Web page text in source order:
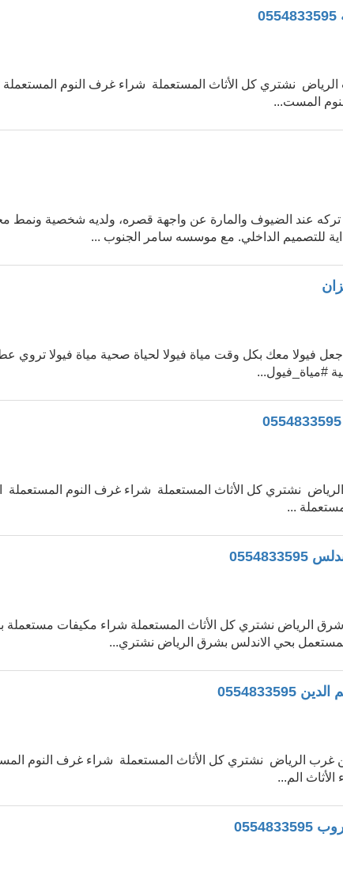
نشتري كل الأثاث المستعملة شراء غرف النوم
المست...
تركه عند الضيوف والمارة عن واجهة قصره، ولديه شخصية ونمط
للتصميم الداخلي. مع موسسه سامر الجنوب ...
اجعل فيولا معك بكل وقت مياة فيولا لحياة صحية مياة فيولا
#مياة_فيول...
نشتري كل الأثاث المستعملة شراء غرف النوم المستعملة
...
الرياض نشتري كل الأثاث المستعملة شراء مكيفات مستعملة
المستعمل بحي الاندلس بشرق الرياض نشتري...
الرياض نشتري كل الأثاث المستعملة شراء غرف النوم
الم...